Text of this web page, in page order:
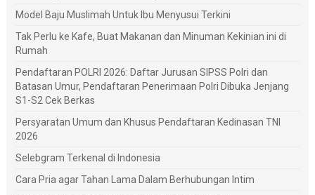
Model Baju Muslimah Untuk Ibu Menyusui Terkini
Tak Perlu ke Kafe, Buat Makanan dan Minuman Kekinian ini di
Rumah
Pendaftaran POLRI 2026: Daftar Jurusan SIPSS Polri dan
Batasan Umur, Pendaftaran Penerimaan Polri Dibuka Jenjang
S1-S2 Cek Berkas
Persyaratan Umum dan Khusus Pendaftaran Kedinasan TNI
2026
Selebgram Terkenal di Indonesia
Cara Pria agar Tahan Lama Dalam Berhubungan Intim